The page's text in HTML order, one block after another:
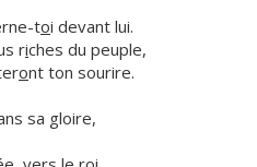
toi devant lui.
riches du peuple,
ont ton sourire.
sa gloire,